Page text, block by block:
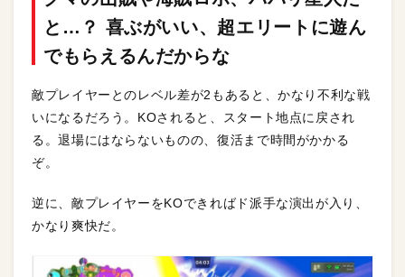
と…？ 喜ぶがいい、超エリートに遊ん
でもらえるんだからな
敵プレイヤーとのレベル差が2もあると、かなり不利な戦
いになるだろう。KOされると、スタート地点に戻され
る。退場にはならないものの、復活まで時間がかかる
ぞ。
逆に、敵プレイヤーをKOできればド派手な演出が入り、
かなり爽快だ。